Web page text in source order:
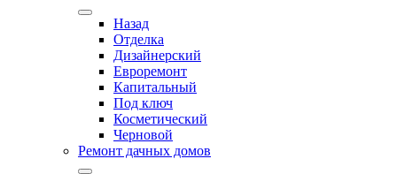
Назад
Отделка
Дизайнерский
Евроремонт
Капитальный
Под ключ
Косметический
Черновой
Ремонт дачных домов